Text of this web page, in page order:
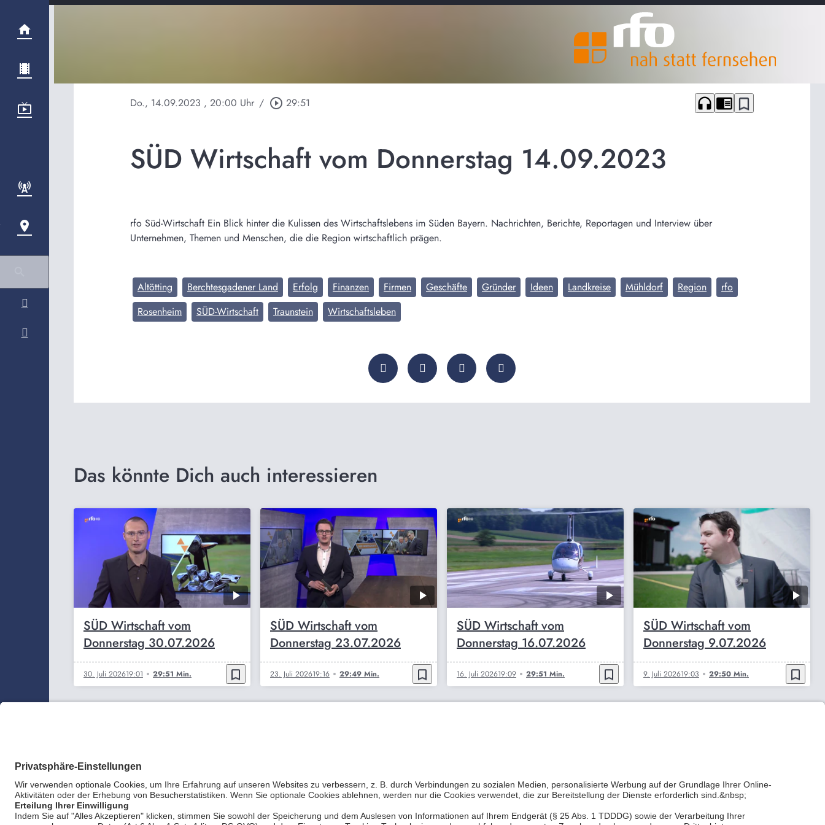
Do., 14.09.2023 , 20:00 Uhr / play_circle_outline 29:51 headphones chrome_reader_mode bookmark_border
SÜD Wirtschaft vom Donnerstag 14.09.2023
rfo Süd-Wirtschaft Ein Blick hinter die Kulissen des Wirtschaftslebens im Süden Bayern. Nachrichten, Berichte, Reportagen und Interview über
Unternehmen, Themen und Menschen, die die Region wirtschaftlich prägen.
Altötting Berchtesgadener Land Erfolg Finanzen Firmen Geschäfte Gründer Ideen Landkreise Mühldorf Region
rfo
Rosenheim
SÜD-Wirtschaft Traunstein Wirtschaftsleben
Das könnte Dich auch interessieren
SÜD Wirtschaft vom
Donnerstag 30.07.2026
30. Juli 202619:01 29:51 Min. bookmark_border
SÜD Wirtschaft vom
Donnerstag 23.07.2026
23. Juli 202619:16 29:49 Min. bookmark_border
SÜD Wirtschaft vom
Donnerstag 16.07.2026
16. Juli 202619:09 29:51 Min. bookmark_border
SÜD Wirtschaft vom
Donnerstag 9.07.2026
9. Juli 202619:03 29:50 Min. bookmark_border